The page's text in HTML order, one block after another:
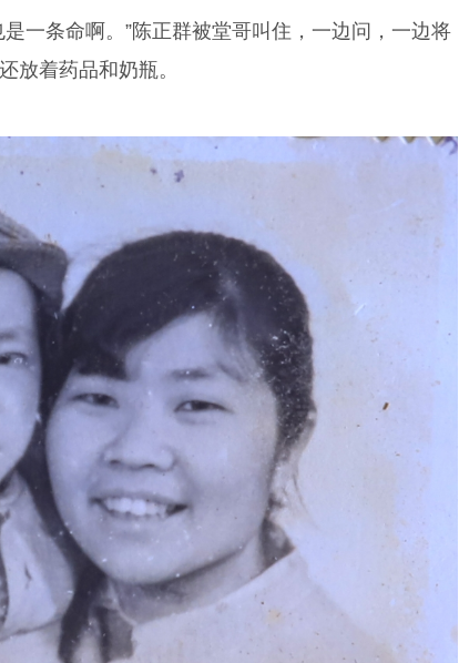
一条命啊。”陈正群被堂哥叫住，一边问，一边将
放着药品和奶瓶。